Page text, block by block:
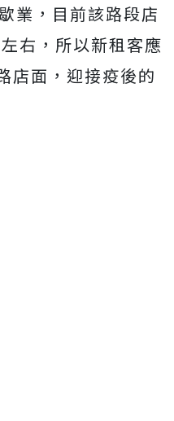
業，目前該路段店
右，所以新租客應
店面，迎接疫後的